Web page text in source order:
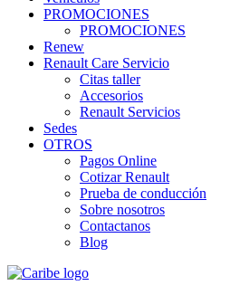
PROMOCIONES
PROMOCIONES
Renew
Renault Care Servicio
Citas taller
Accesorios
Renault Servicios
Sedes
OTROS
Pagos Online
Cotizar Renault
Prueba de conducción
Sobre nosotros
Contactanos
Blog